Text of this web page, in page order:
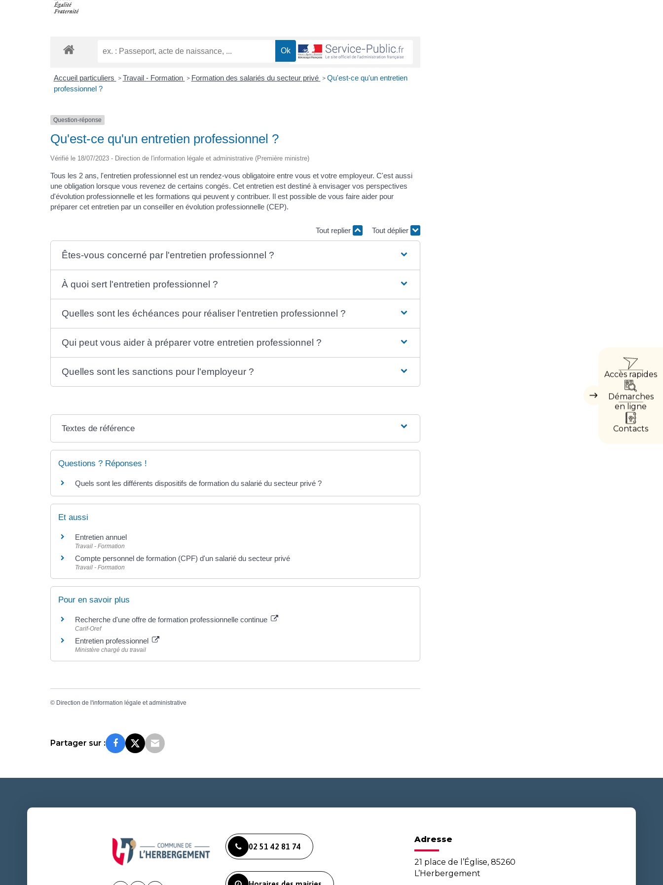
Masquer
Accès rapides
Démarches
en ligne
Contacts
Accueil particuliers > Travail - Formation > Formation des salariés du secteur privé > Qu'est-ce qu'un entretien
professionnel ?
Question-réponse
Qu'est-ce qu'un entretien professionnel ?
Vérifié le 18/07/2023 - Direction de l'information légale et administrative (Première ministre)
Tous les 2 ans, l'entretien professionnel est un rendez-vous obligatoire entre vous et votre employeur. C'est aussi
une obligation lorsque vous revenez de certains congés. Cet entretien est destiné à envisager vos perspectives
d'évolution professionnelle et les formations qui peuvent y contribuer. Il est possible de vous faire aider pour
préparer cet entretien par un conseiller en évolution professionnelle (CEP).
Tout replier Tout déplier
Êtes-vous concerné par l'entretien professionnel ?
À quoi sert l'entretien professionnel ?
Quelles sont les échéances pour réaliser l'entretien professionnel ?
Qui peut vous aider à préparer votre entretien professionnel ?
Quelles sont les sanctions pour l'employeur ?
Textes de référence
Questions ? Réponses !
Quels sont les différents dispositifs de formation du salarié du secteur privé ?
Et aussi
Entretien annuel
Travail - Formation
Compte personnel de formation (CPF) d'un salarié du secteur privé
Travail - Formation
Pour en savoir plus
Recherche d'une offre de formation professionnelle continue
Carif-Oref
Entretien professionnel
Ministère chargé du travail
© Direction de l'information légale et administrative
Partager sur :
02 51 42 81 74
Adresse
21 place de l’Église, 85260
L’Herbergement